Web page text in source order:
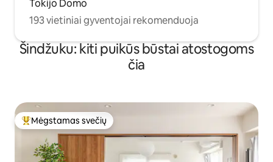
Tokijo Domo
193 vietiniai gyventojai rekomenduoja
Šindžuku: kiti puikūs būstai atostogoms
čia
Svečių mėgstamiausias
Mėgstamas svečių